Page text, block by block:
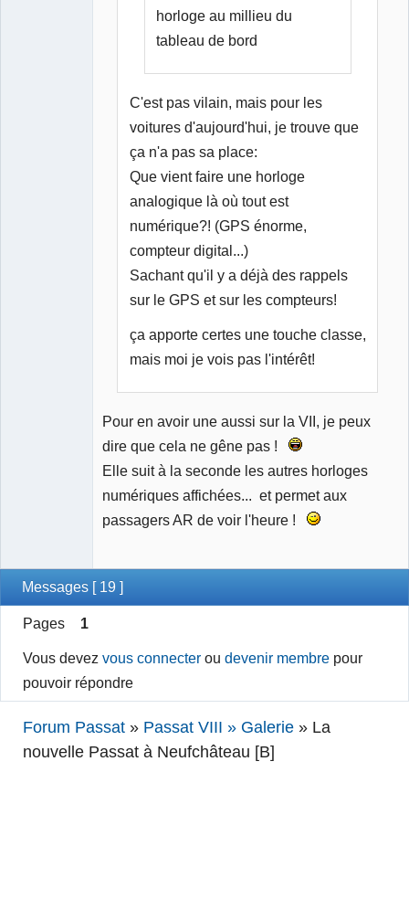
horloge au millieu du
tableau de bord
C'est pas vilain, mais pour les
voitures d'aujourd'hui, je trouve que
ça n'a pas sa place:
Que vient faire une horloge
analogique là où tout est
numérique?! (GPS énorme,
compteur digital...)
Sachant qu'il y a déjà des rappels
sur le GPS et sur les compteurs!
ça apporte certes une touche classe,
mais moi je vois pas l'intérêt!
Pour en avoir une aussi sur la VII, je peux
dire que cela ne gêne pas !
Elle suit à la seconde les autres horloges
numériques affichées... et permet aux
passagers AR de voir l'heure !
Messages [ 19 ]
Pages 1
Vous devezvous connecter oudevenir membre pour
pouvoir répondre
Forum Passat » Passat VIII » Galerie » La
nouvelle Passat à Neufchâteau [B]